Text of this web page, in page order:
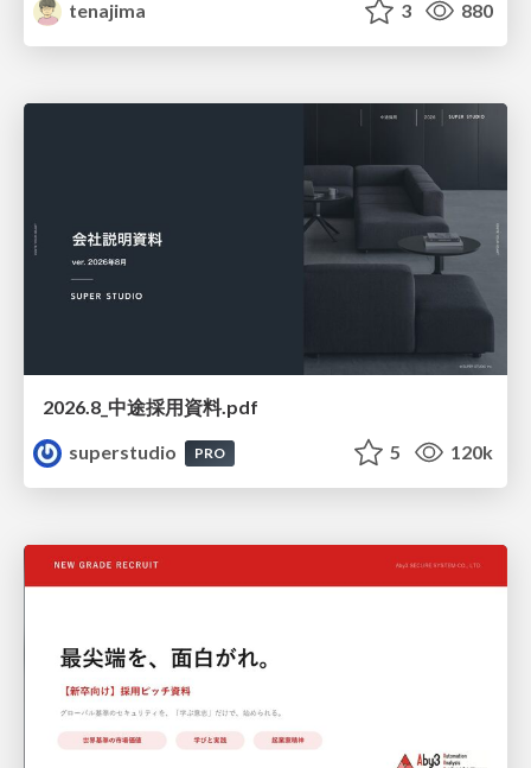
tenajima 3 880
2026.8_中途採用資料.pdf
superstudio
PRO 5 120k